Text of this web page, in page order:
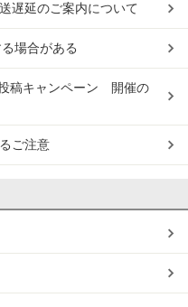
遅延のご案内について
場合がある
稿キャンペーン 開催の
ご注意